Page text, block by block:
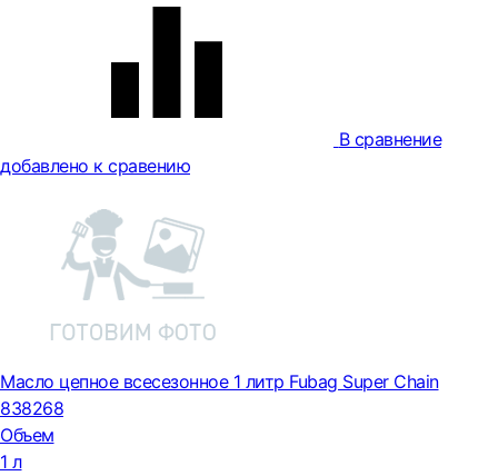
В сравнение
добавлено к сравению
Масло цепное всесезонное 1 литр Fubag Super Chain
838268
Объем
1 л